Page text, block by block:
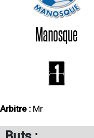
Manosque
1
Arbitre : Mr